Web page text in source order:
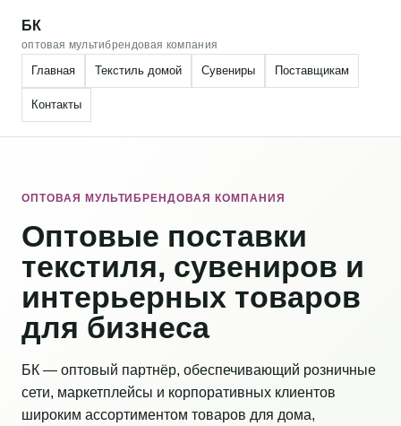
БК
оптовая мультибрендовая компания
Главная Текстиль домой Сувениры Поставщикам
Контакты
ОПТОВАЯ МУЛЬТИБРЕНДОВАЯ КОМПАНИЯ
Оптовые поставки
текстиля, сувениров и
интерьерных товаров
для бизнеса
БК — оптовый партнёр, обеспечивающий розничные
сети, маркетплейсы и корпоративных клиентов
широким ассортиментом товаров для дома,